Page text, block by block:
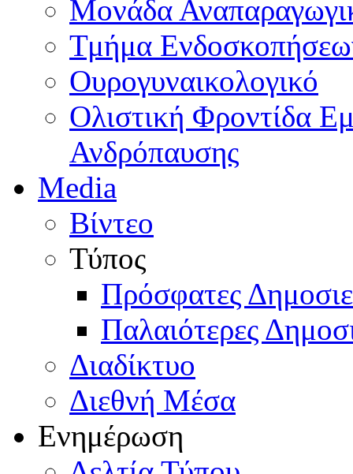
Μονάδα
Τμήμα
Ουρογυναικολογικό
Ολιστική Φροντίδα
Ανδρόπαυσης
Media
Βίντεο
Τύπος
Πρόσφατες
Παλαιότερες
Διαδίκτυο
Διεθνή Μέσα
Ενημέρωση